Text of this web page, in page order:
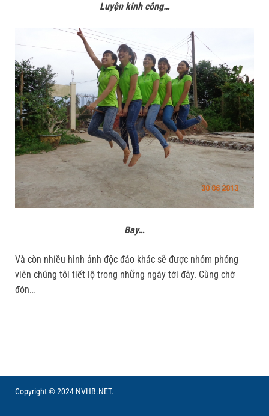
Luyện kinh công…
Bay…
Và còn nhiều hình ảnh độc đáo khác sẽ được nhóm phóng
viên chúng tôi tiết lộ trong những ngày tới đây. Cùng chờ
đón…
Copyright © 2024 NVHB.NET.